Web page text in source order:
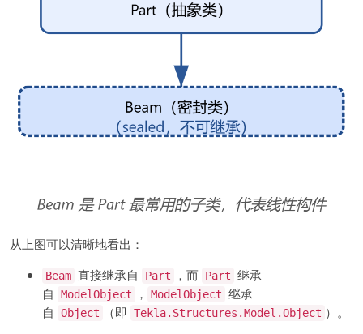
从上图可以清晰地看出：
Beam 直接继承自 Part ，而 Part 继承
自
ModelObject ， ModelObject 继承
自
Object （即 Tekla.Structures.Model.Object ）。